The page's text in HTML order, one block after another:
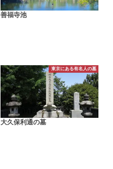
善福寺池
東京にある有名人の墓
大久保利通の墓